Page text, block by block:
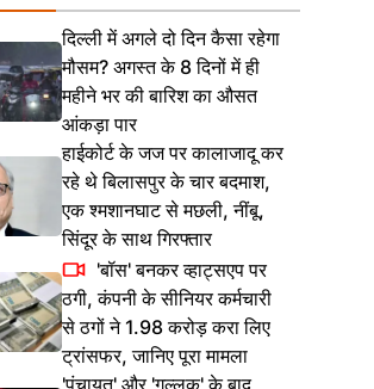
दिल्ली में अगले दो दिन कैसा रहेगा
मौसम? अगस्त के 8 दिनों में ही
महीने भर की बारिश का औसत
आंकड़ा पार
हाईकोर्ट के जज पर कालाजादू कर
रहे थे बिलासपुर के चार बदमाश,
एक श्मशानघाट से मछली, नींबू,
सिंदूर के साथ गिरफ्तार
'बॉस' बनकर व्हाट्सएप पर
ठगी, कंपनी के सीनियर कर्मचारी
से ठगों ने 1.98 करोड़ करा लिए
ट्रांसफर, जानिए पूरा मामला
'पंचायत' और 'गुल्लक' के बाद